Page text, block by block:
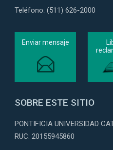
Teléfono: (511) 626-2000
Enviar mensaje
SOBRE ESTE SITIO
PONTIFICIA UNIVERSIDAD
RUC: 20155945860